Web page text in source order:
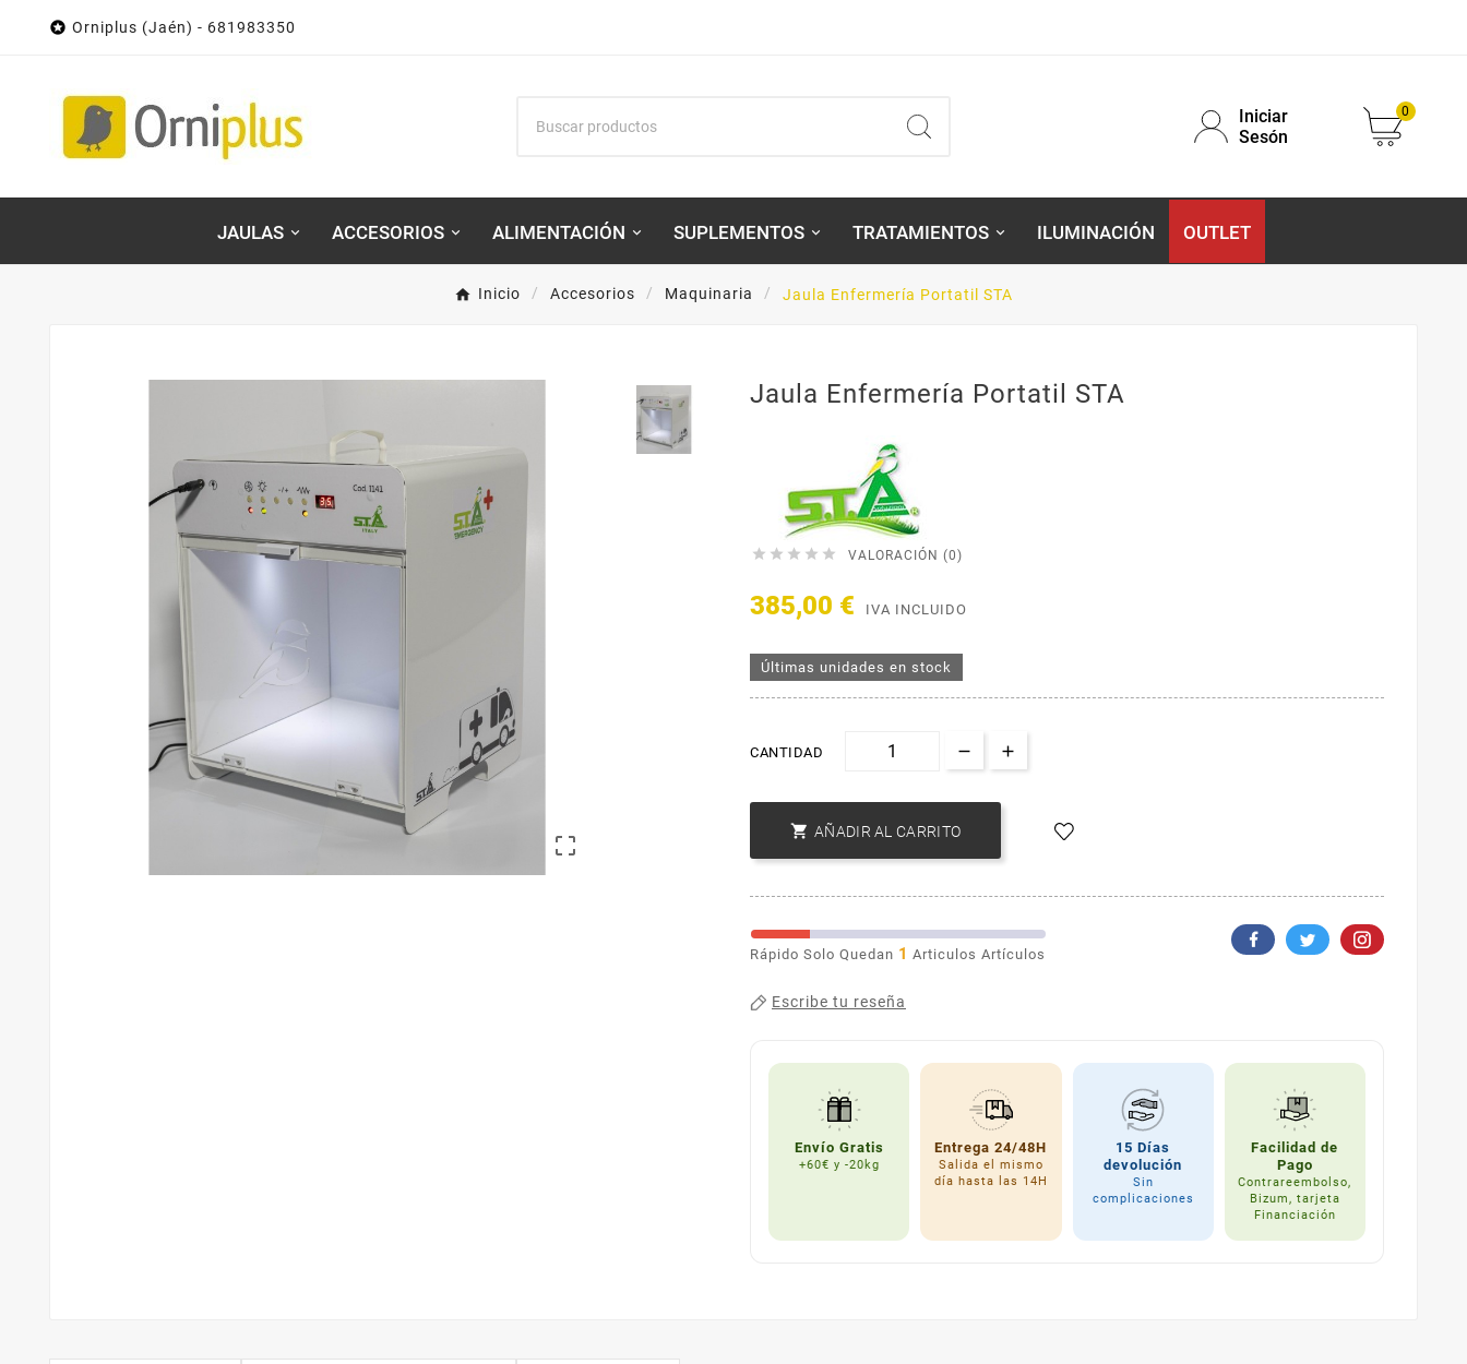
 Orniplus (Jaén) - 681983350
Iniciar
Sesón
0
JAULAS ACCESORIOS ALIMENTACIÓN SUPLEMENTOS TRATAMIENTOS ILUMINACIÓN OUTLET
Inicio Accesorios Maquinaria Jaula Enfermería Portatil STA

Jaula Enfermería Portatil STA
     VALORACIÓN (0)
385,00 € IVA INCLUIDO
Últimas unidades en stock
CANTIDAD
 AÑADIR AL CARRITO
Rápido Solo Quedan 1 Articulos Artículos
Escribe tu reseña
Envío Gratis
+60€ y -20kg
Entrega 24/48H
Salida el mismo
día hasta las 14H
15 Días
devolución
Sin
complicaciones
Facilidad de
Pago
Contrareembolso,
Bizum, tarjeta
Financiación